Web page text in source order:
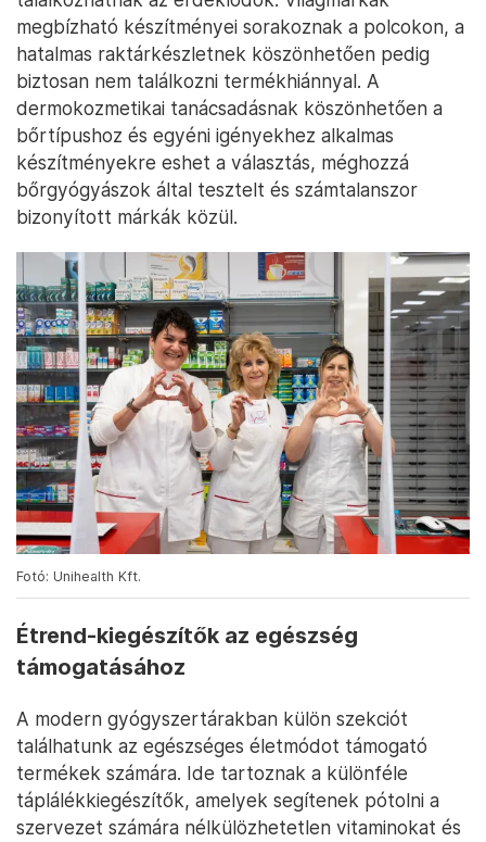
megbízható készítményei sorakoznak a polcokon, a
hatalmas raktárkészletnek köszönhetően pedig
biztosan nem találkozni termékhiánnyal. A
dermokozmetikai tanácsadásnak köszönhetően a
bőrtípushoz és egyéni igényekhez alkalmas
készítményekre eshet a választás, méghozzá
bőrgyógyászok által tesztelt és számtalanszor
bizonyított márkák közül.
Fotó: Unihealth Kft.
Étrend-kiegészítők az egészség
támogatásához
A modern gyógyszertárakban külön szekciót
találhatunk az egészséges életmódot támogató
termékek számára. Ide tartoznak a különféle
táplálékkiegészítők, amelyek segítenek pótolni a
szervezet számára nélkülözhetetlen vitaminokat és